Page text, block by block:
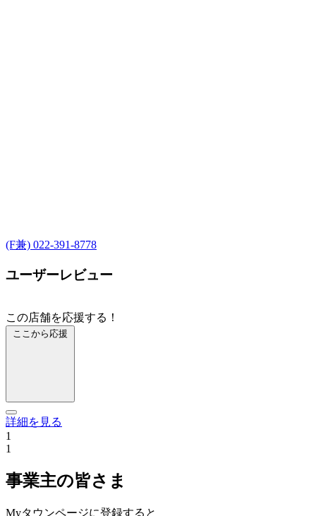
(F兼) 022-391-8778
ユーザーレビュー
この店舗を応援する！
ここから応援
詳細を見る
1
1
事業主の皆さま
Myタウンページに登録すると